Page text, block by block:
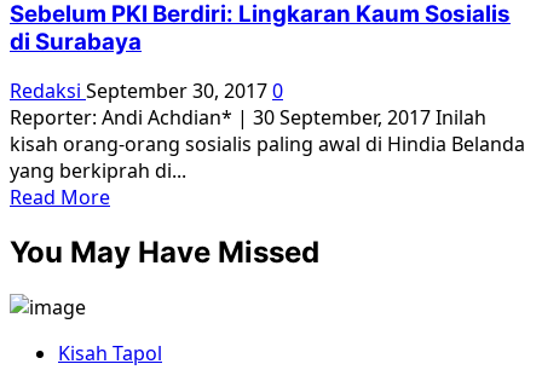
Sebelum PKI Berdiri: Lingkaran Kaum Sosialis
di Surabaya
Redaksi September 30, 20170
Reporter: Andi Achdian* | 30 September, 2017 Inilah
kisah orang-orang sosialis paling awal di Hindia Belanda
yang berkiprah di...
Read MoreRead
about
Sebelum
Lingkaran
You May Have Missed
Kisah Tapol